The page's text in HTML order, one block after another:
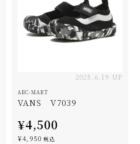
2025.6.19 UP
ABC-MART
VANS V7039
¥4,500
¥4,950 税込